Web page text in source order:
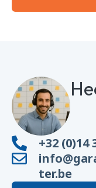
+32 (0)14
ter.be